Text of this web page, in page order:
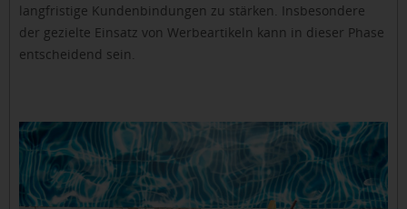
langfristige Kundenbindungen zu stärken. Insbesondere
der gezielte Einsatz von Werbeartikeln kann in dieser Phase
entscheidend sein.